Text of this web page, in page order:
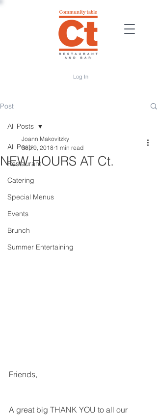
Log In
Post
All Posts
Restaurant
Catering
Special Menus
Events
Brunch
Summer Entertaining
All Posts
NEW HOURS AT Ct.
Joann Makovitzky
Sep 9, 2018 1 min read
Friends,
A great big THANK YOU to all our